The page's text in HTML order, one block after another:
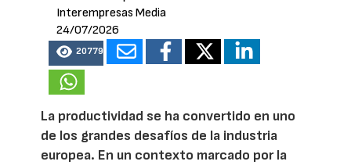
Interempresas Media
24/07/2026
20779
La productividad se ha convertido en uno
de los grandes desafíos de la industria
europea. En un contexto marcado por la